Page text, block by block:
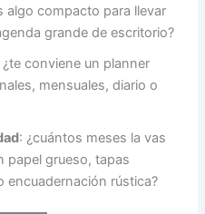
algo compacto para llevar
grande de escritorio?
¿te conviene un planner
mensuales, diario o
: ¿cuántos meses la vas
papel grueso, tapas
encuadernación rústica?